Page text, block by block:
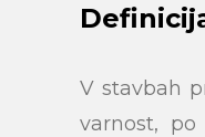
V stavbah
varnost,